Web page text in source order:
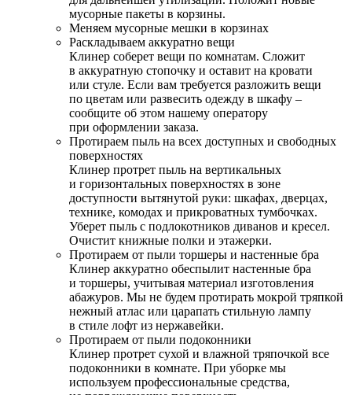
мусорные пакеты в корзины.
Меняем мусорные мешки в корзинах
Раскладываем аккуратно вещи
Клинер соберет вещи по комнатам. Сложит
в аккуратную стопочку и оставит на кровати
или стуле. Если вам требуется разложить вещи
по цветам или развесить одежду в шкафу –
сообщите об этом нашему оператору
при оформлении заказа.
Протираем пыль на всех доступных и свободных
поверхностях
Клинер протрет пыль на вертикальных
и горизонтальных поверхностях в зоне
доступности вытянутой руки: шкафах, дверцах,
технике, комодах и прикроватных тумбочках.
Уберет пыль с подлокотников диванов и кресел.
Очистит книжные полки и этажерки.
Протираем от пыли торшеры и настенные бра
Клинер аккуратно обеспылит настенные бра
и торшеры, учитывая материал изготовления
абажуров. Мы не будем протирать мокрой тряпкой
нежный атлас или царапать стильную лампу
в стиле лофт из нержавейки.
Протираем от пыли подоконники
Клинер протрет сухой и влажной тряпочкой все
подоконники в комнате. При уборке мы
используем профессиональные средства,